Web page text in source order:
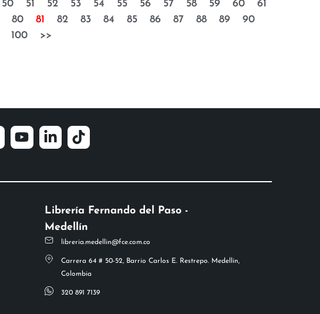
50 51 52 53 54 55 56 57 58 59 60
61
80 81 82 83 84 85 86 87 88 89
90
100 >>
Librería Fernando del Paso -
Medellín
libreria.medellin@fce.com.co
Carrera 64 # 50-52, Barrio Carlos E. Restrepo. Medellín,
Colombia
320 891 7139